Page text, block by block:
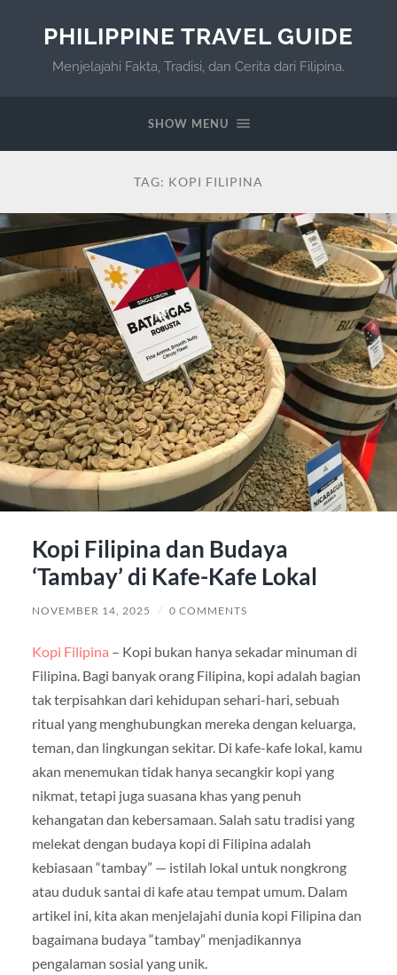
PHILIPPINE TRAVEL GUIDE
Menjelajahi Fakta, Tradisi, dan Cerita dari Filipina.
SHOW MENU
TAG: KOPI FILIPINA
Kopi Filipina dan Budaya
‘Tambay’ di Kafe-Kafe Lokal
NOVEMBER 14, 2025 / 0 COMMENTS
Kopi Filipina – Kopi bukan hanya sekadar minuman di
Filipina. Bagi banyak orang Filipina, kopi adalah bagian
tak terpisahkan dari kehidupan sehari-hari, sebuah
ritual yang menghubungkan mereka dengan keluarga,
teman, dan lingkungan sekitar. Di kafe-kafe lokal, kamu
akan menemukan tidak hanya secangkir kopi yang
nikmat, tetapi juga suasana khas yang penuh
kehangatan dan kebersamaan. Salah satu tradisi yang
melekat dengan budaya kopi di Filipina adalah
kebiasaan “tambay” — istilah lokal untuk nongkrong
atau duduk santai di kafe atau tempat umum. Dalam
artikel ini, kita akan menjelajahi dunia kopi Filipina dan
bagaimana budaya “tambay” menjadikannya
pengalaman sosial yang unik.